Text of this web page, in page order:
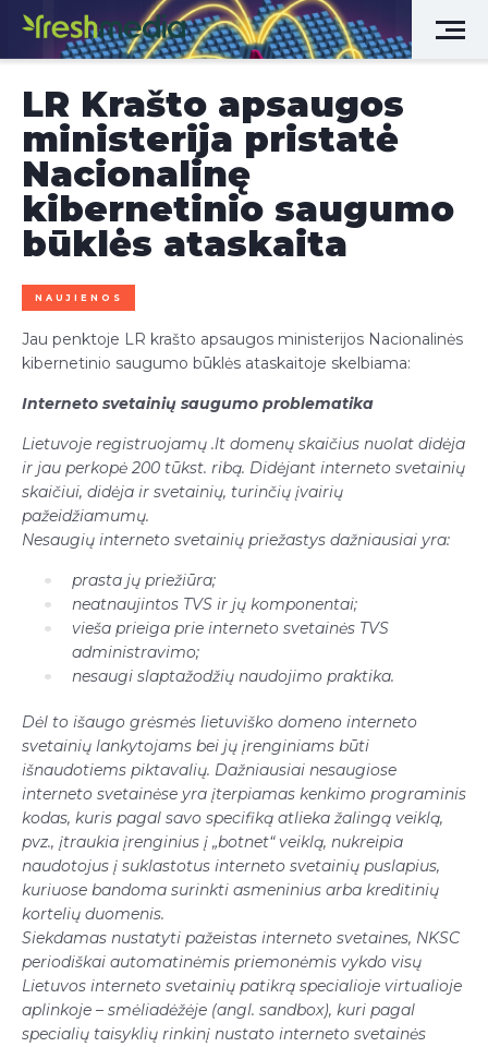
LR Krašto apsaugos
ministerija pristatė
Nacionalinę
kibernetinio saugumo
būklės ataskaita
NAUJIENOS
Jau penktoje LR krašto apsaugos ministerijos Nacionalinės
kibernetinio saugumo būklės ataskaitoje skelbiama:
Interneto svetainių saugumo problematika
Lietuvoje registruojamų .lt domenų skaičius nuolat didėja
ir jau perkopė 200 tūkst. ribą. Didėjant interneto svetainių
skaičiui, didėja ir svetainių, turinčių įvairių
pažeidžiamumų.
Nesaugių interneto svetainių priežastys dažniausiai yra:
prasta jų priežiūra;
neatnaujintos TVS ir jų komponentai;
vieša prieiga prie interneto svetainės TVS
administravimo;
nesaugi slaptažodžių naudojimo praktika.
Dėl to išaugo grėsmės lietuviško domeno interneto
svetainių lankytojams bei jų įrenginiams būti
išnaudotiems piktavalių. Dažniausiai nesaugiose
interneto svetainėse yra įterpiamas kenkimo programinis
kodas, kuris pagal savo specifiką atlieka žalingą veiklą,
pvz., įtraukia įrenginius į „botnet“ veiklą, nukreipia
naudotojus į suklastotus interneto svetainių puslapius,
kuriuose bandoma surinkti asmeninius arba kreditinių
kortelių duomenis.
Siekdamas nustatyti pažeistas interneto svetaines, NKSC
periodiškai automatinėmis priemonėmis vykdo visų
Lietuvos interneto svetainių patikrą specialioje virtualioje
aplinkoje – smėliadėžėje (angl. sandbox), kuri pagal
specialių taisyklių rinkinį nustato interneto svetainės